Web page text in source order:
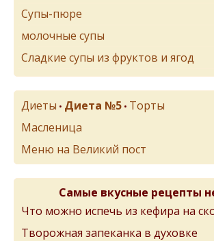
Супы-пюре
молочные супы
Сладкие супы из фруктов и ягод
Диеты • Диета №5 • Торты
Масленица
Меню на Великий пост
Самые вкусные рецепты
Что можно испечь из кефира на
Творожная запеканка в духовке